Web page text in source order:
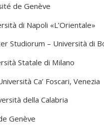
de Genève
di Napoli «L’Orientale»
Studiorum – Università di
Statale di Milano
Ca’ Foscari, Venezia
della Calabria
Genève